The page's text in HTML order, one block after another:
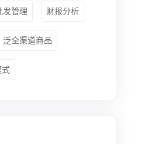
发管理 财报分析
泛全渠道商品
式